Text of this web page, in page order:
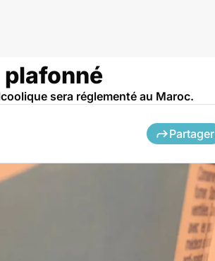
plafonné
sera réglementé au Maroc.
Partager